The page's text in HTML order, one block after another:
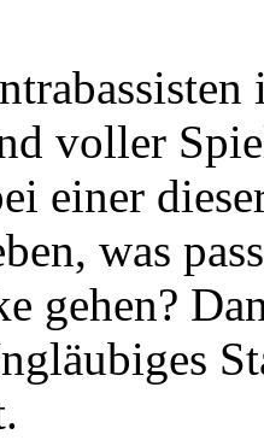
voller
einer
was
gehen?